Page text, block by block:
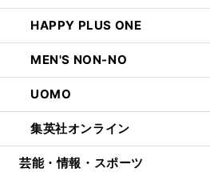
HAPPY PLUS ONE
MEN'S NON-NO
UOMO
集英社オンライン
芸能・情報・スポーツ